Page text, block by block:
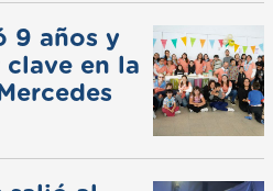
9 años y
en la